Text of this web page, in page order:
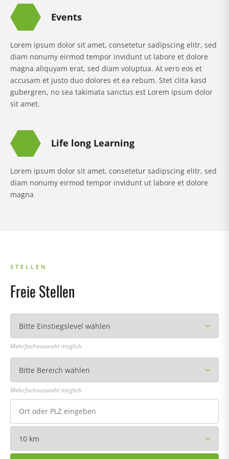
Events
Lorem ipsum dolor sit amet, consetetur sadipscing elitr, sed
diam nonumy eirmod tempor invidunt ut labore et dolore
magna aliquyam erat, sed diam voluptua. At vero eos et
accusam et justo duo dolores et ea rebum. Stet clita kasd
gubergren, no sea takimata sanctus est Lorem ipsum dolor
sit amet.
Life long Learning
Lorem ipsum dolor sit amet, consetetur sadipscing elitr, sed
diam nonumy eirmod tempor invidunt ut labore et dolore
magna
STELLEN
Freie Stellen
Mehrfachauswahl möglich
Mehrfachauswahl möglich